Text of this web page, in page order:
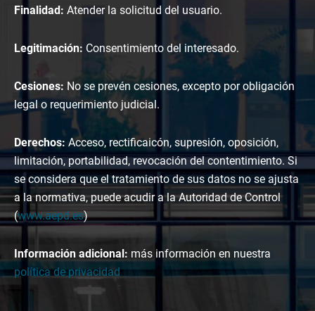
Finalidad: Atender la solicitud del usuario.
Legitimación: Consentimiento del interesado.
Cesiones: No se prevén cesiones, excepto por obligación
legal o requerimiento judicial.
Derechos: Acceso, rectificaicón, supresión, oposición,
limitación, portabilidad, revocación del contentimiento. Si
se considera que el tratamiento de sus datos no se ajusta
a la normativa, puede acudir a la Autoridad de Control
(www.aepd.es)
Información adicional: más información en nuestra
política de privacidad